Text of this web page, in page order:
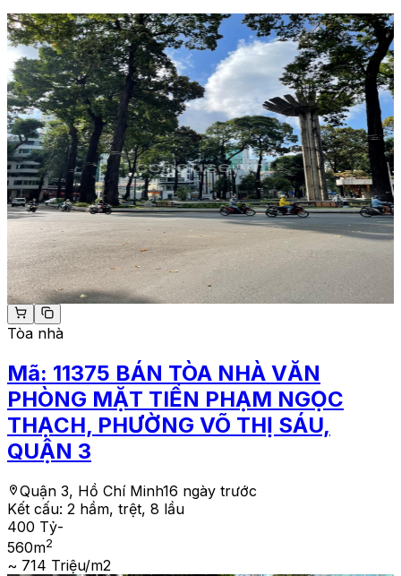
Tòa nhà
Mã: 11375 BÁN TÒA NHÀ VĂN
PHÒNG MẶT TIỀN PHẠM NGỌC
THẠCH, PHƯỜNG VÕ THỊ SÁU,
QUẬN 3
Quận 3, Hồ Chí Minh16 ngày trước
Kết cấu: 2 hầm, trệt, 8 lầu
400 Tỷ-
560m2
~ 714 Triệu/m2